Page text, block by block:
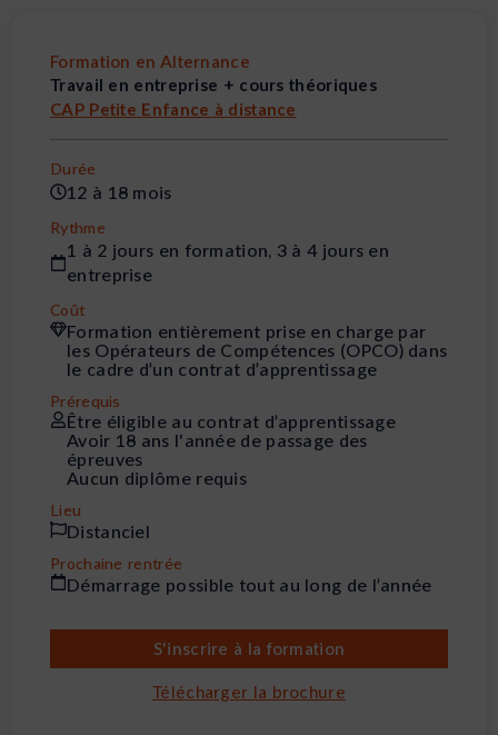
Formation en Alternance
Travail en entreprise + cours théoriques
CAP Petite Enfance à distance
Durée
12 à 18 mois
Rythme
1 à 2 jours en formation, 3 à 4 jours en
entreprise
Coût
Formation entièrement prise en charge par
les Opérateurs de Compétences (OPCO) dans
le cadre d’un contrat d’apprentissage
Prérequis
Être éligible au contrat d’apprentissage
Avoir 18 ans l'année de passage des
épreuves
Aucun diplôme requis
Lieu
Distanciel
Prochaine rentrée
Démarrage possible tout au long de l’année
S'inscrire à la formation
Télécharger la brochure